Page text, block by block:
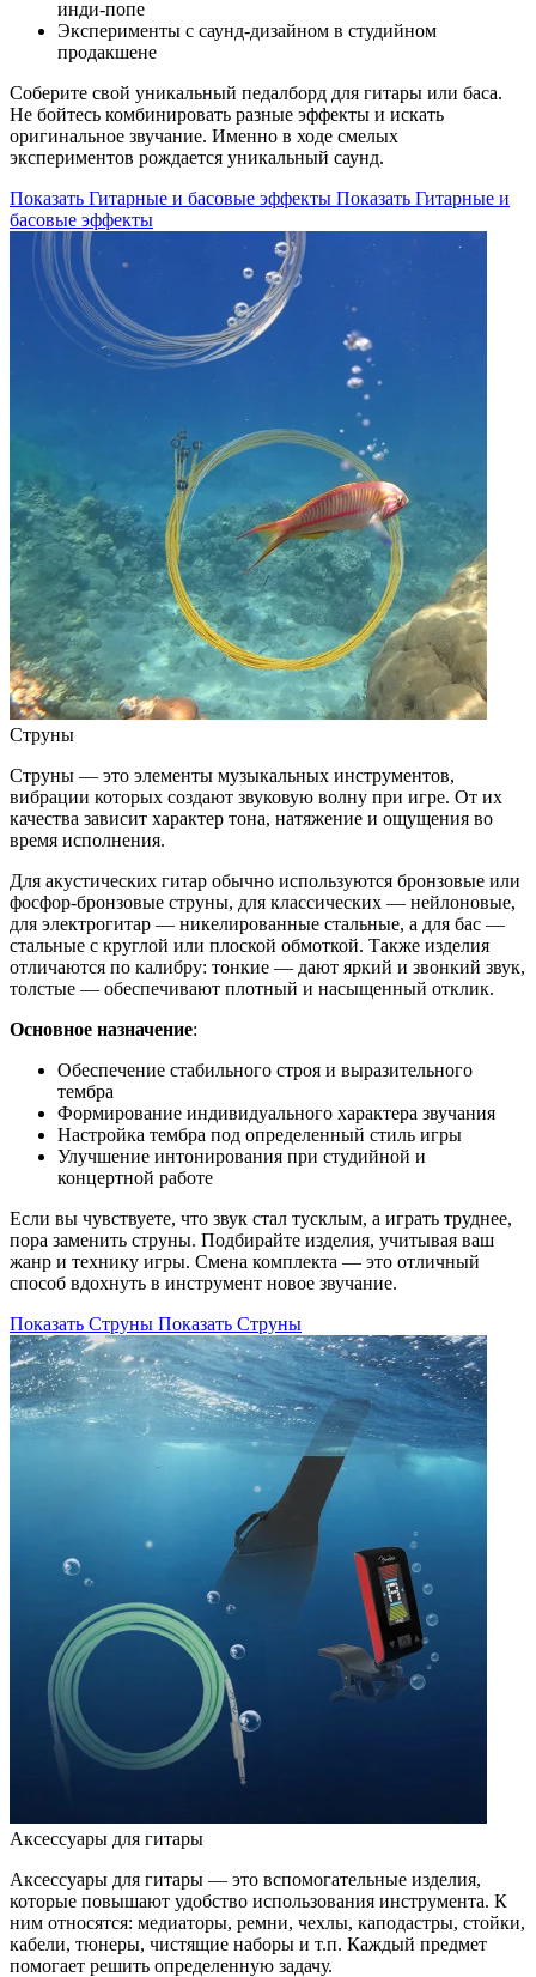
инди-попе
Эксперименты с саунд-дизайном в студийном
продакшене
Соберите свой уникальный педалборд для гитары или баса.
Не бойтесь комбинировать разные эффекты и искать
оригинальное звучание. Именно в ходе смелых
экспериментов рождается уникальный саунд.
Показать Гитарные и басовые эффекты Показать Гитарные и
басовые эффекты
Струны
Струны — это элементы музыкальных инструментов,
вибрации которых создают звуковую волну при игре. От их
качества зависит характер тона, натяжение и ощущения во
время исполнения.
Для акустических гитар обычно используются бронзовые или
фосфор-бронзовые струны, для классических — нейлоновые,
для электрогитар — никелированные стальные, а для бас —
стальные с круглой или плоской обмоткой. Также изделия
отличаются по калибру: тонкие — дают яркий и звонкий звук,
толстые — обеспечивают плотный и насыщенный отклик.
Основное назначение:
Обеспечение стабильного строя и выразительного
тембра
Формирование индивидуального характера звучания
Настройка тембра под определенный стиль игры
Улучшение интонирования при студийной и
концертной работе
Если вы чувствуете, что звук стал тусклым, а играть труднее,
пора заменить струны. Подбирайте изделия, учитывая ваш
жанр и технику игры. Смена комплекта — это отличный
способ вдохнуть в инструмент новое звучание.
Показать Струны Показать Струны
Аксессуары для гитары
Аксессуары для гитары — это вспомогательные изделия,
которые повышают удобство использования инструмента. К
ним относятся: медиаторы, ремни, чехлы, каподастры, стойки,
кабели, тюнеры, чистящие наборы и т.п. Каждый предмет
помогает решить определенную задачу.